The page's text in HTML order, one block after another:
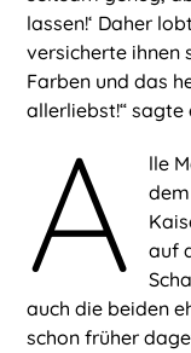
lassen!‘ Daher
versicherte ihnen
Farben und das
allerliebst!“ sagte
A
lle
auf
auch die beiden
schon früher